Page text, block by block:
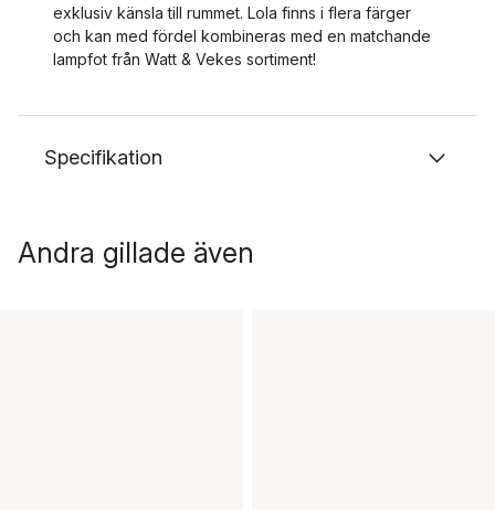
exklusiv känsla till rummet. Lola finns i flera färger
och kan med fördel kombineras med en matchande
lampfot från Watt & Vekes sortiment!
Specifikation
Andra gillade även